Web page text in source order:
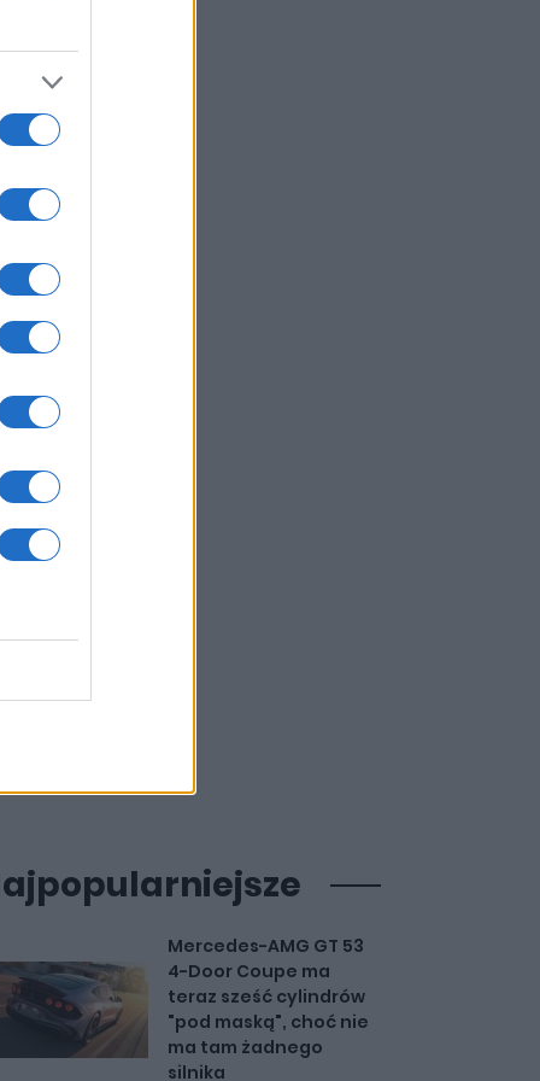
Mercedes-AMG GT 53
4-Door Coupe ma
teraz sześć cylindrów
"pod maską", choć nie
ma tam żadnego
silnika